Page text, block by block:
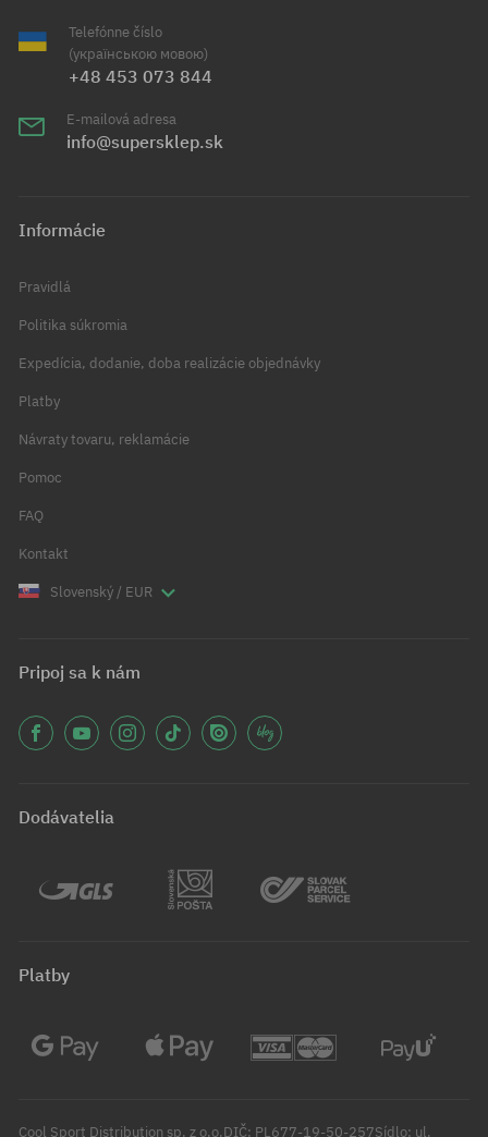
Telefónne číslo
(українською мовою)
+48 453 073 844
E-mailová adresa
info@supersklep.sk
Informácie
Pravidlá
Politika súkromia
Expedícia, dodanie, doba realizácie objednávky
Platby
Návraty tovaru, reklamácie
Pomoc
FAQ
Kontakt
Slovenský / EUR
Pripoj sa k nám
Dodávatelia
Platby
Cool Sport Distribution sp. z o.o.DIČ: PL677-19-50-257Sídlo: ul.